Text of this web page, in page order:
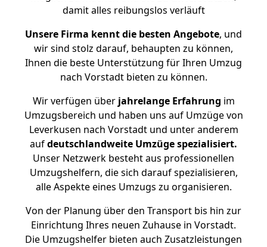
damit alles reibungslos verläuft
Unsere Firma kennt die besten Angebote, und
wir sind stolz darauf, behaupten zu können,
Ihnen die beste Unterstützung für Ihren Umzug
nach Vorstadt bieten zu können.
Wir verfügen überjahrelange Erfahrung im
Umzugsbereich und haben uns auf Umzüge von
Leverkusen nach Vorstadt und unter anderem
aufdeutschlandweite Umzüge spezialisiert.
Unser Netzwerk besteht aus professionellen
Umzugshelfern, die sich darauf spezialisieren,
alle Aspekte eines Umzugs zu organisieren.
Von der Planung über den Transport bis hin zur
Einrichtung Ihres neuen Zuhause in Vorstadt.
Die Umzugshelfer bieten auch Zusatzleistungen